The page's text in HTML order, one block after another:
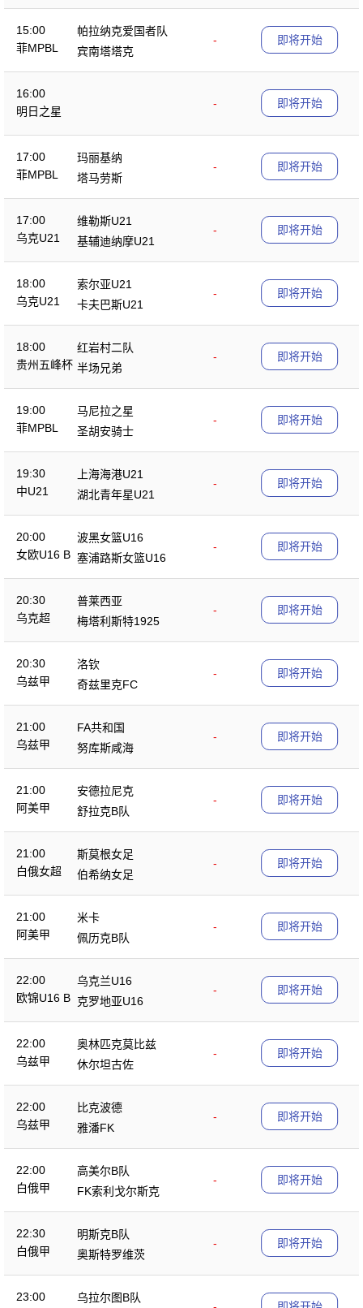
15:00
菲MPBL
帕拉纳克爱国者队
-
宾南塔塔克
即将开始
16:00
明日之星
- 即将开始
17:00
菲MPBL
玛丽基纳
-
塔马劳斯
即将开始
17:00
乌克U21
维勒斯U21
-
基辅迪纳摩U21
即将开始
18:00
乌克U21
索尔亚U21
-
卡夫巴斯U21
即将开始
18:00
贵州五峰杯
红岩村二队
-
半场兄弟
即将开始
19:00
菲MPBL
马尼拉之星
-
圣胡安骑士
即将开始
19:30
中U21
上海海港U21
-
湖北青年星U21
即将开始
20:00
女欧U16 B
波黑女篮U16
-
塞浦路斯女篮U16
即将开始
20:30
乌克超
普莱西亚
-
梅塔利斯特1925
即将开始
20:30
乌兹甲
洛钦
-
奇兹里克FC
即将开始
21:00
乌兹甲
FA共和国
-
努库斯咸海
即将开始
21:00
阿美甲
安德拉尼克
-
舒拉克B队
即将开始
21:00
白俄女超
斯莫根女足
-
伯希纳女足
即将开始
21:00
阿美甲
米卡
-
佩历克B队
即将开始
22:00
欧锦U16 B
乌克兰U16
-
克罗地亚U16
即将开始
22:00
乌兹甲
奥林匹克莫比兹
-
休尔坦古佐
即将开始
22:00
乌兹甲
比克波德
-
雅潘FK
即将开始
22:00
白俄甲
高美尔B队
-
FK索利戈尔斯克
即将开始
22:30
白俄甲
明斯克B队
-
奥斯特罗维茨
即将开始
23:00
乌拉尔图B队